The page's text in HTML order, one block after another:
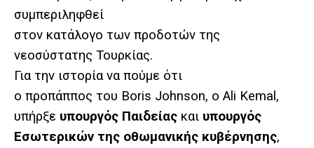
συμπεριληφθεί
στον κατάλογο των προδοτών της
νεοσύστατης Τουρκίας.
Για την ιστορία να πούμε ότι
ο προπάππος του Boris Johnson, o Ali Kemal,
υπήρξε υπουργός Παιδείας και υπουργός
Εσωτερικών της οθωμανικής κυβέρνησης,